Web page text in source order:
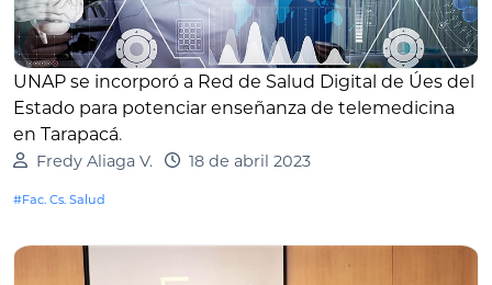
UNAP se incorporó a Red de Salud Digital de Úes del
Estado para potenciar enseñanza de telemedicina
en Tarapacá.
Fredy Aliaga V. 18 de abril 2023
#Fac. Cs. Salud